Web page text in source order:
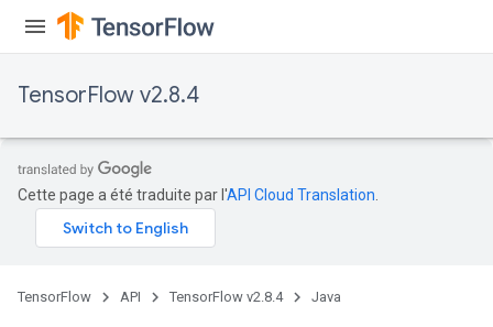
TensorFlow v2.8.4
Cette page a été traduite par l'API Cloud Translation
TensorFlow API TensorFlow v2.8.4 Java